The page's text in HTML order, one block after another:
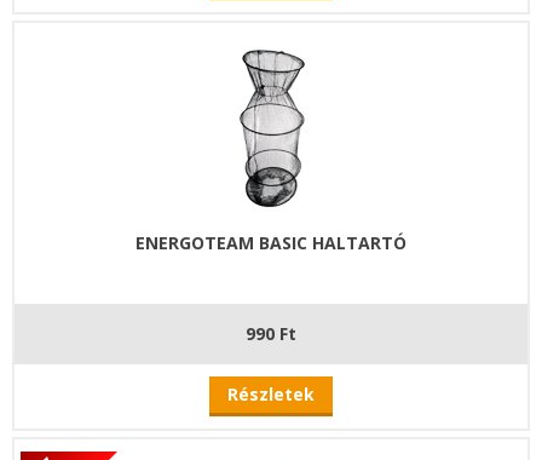
ENERGOTEAM BASIC HALTARTÓ
990 Ft
Részletek